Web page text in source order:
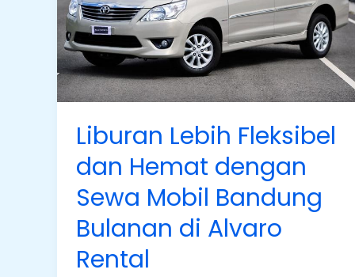
Liburan Lebih Fleksibel
dan Hemat dengan
Sewa Mobil Bandung
Bulanan di Alvaro
Rental
Hemat
dengan
Sewa
Mobil
Bandung
di
Alvaro
Rental